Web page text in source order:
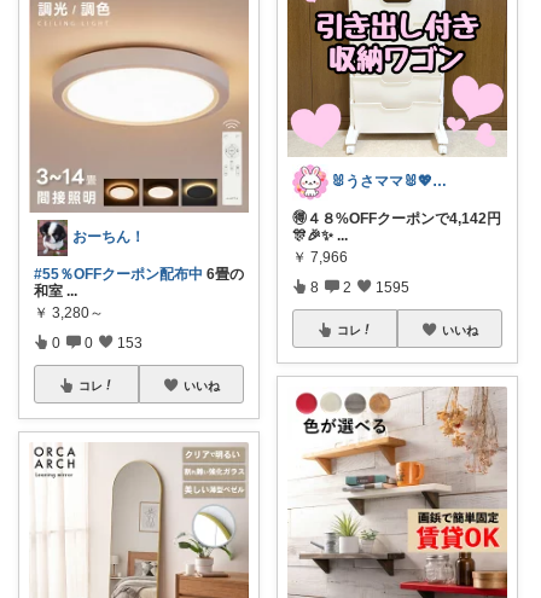
おーちん！
#55％OFFクーポン配布中 6畳の
和室 ...
￥ 3,280～
0 0 153
コレ いいね
🐰うさママ🐰💖キッズ・ママの日常✨
🉐４８%OFFクーポンで4,142円
🎊🎉✨ ...
￥ 7,966
8 2 1595
コレ いいね